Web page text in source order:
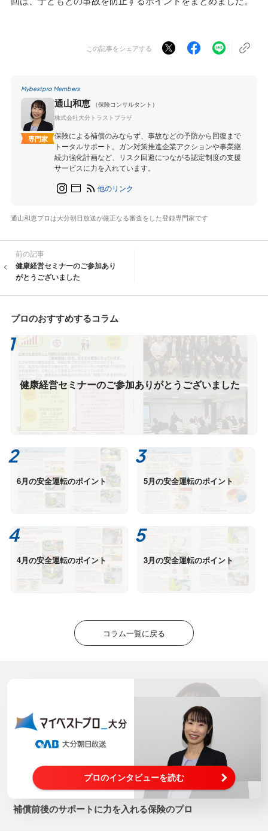
この記事をシェアする
Mybestpro Members
専門家
通山和恵
（保険コンサルタント）
株式会社大分トラストプラザ
保険による補償のみならず、事故などの予防から回復まで
トータルサポート。ガン対策推進企業アクションや事業継
続力強化計画など、リスク回避につながる認定制度の支援
サービスに力を入れています。
他のリンク
通山和恵プロは大分朝日放送が厳正なる審査をした登録専門家です
前の記事
健康経営セミナーのご参加あり
がとうございました
プロのおすすめするコラム
健康経営セミナーのご参加ありがとうございました
6月の安全運転のポイント 5月の安全運転のポイント
4月の安全運転のポイント 3月の安全運転のポイント
コラム一覧に戻る
プロのインタビューを読む
補償前後のサポートに力を入れる保険のプロ